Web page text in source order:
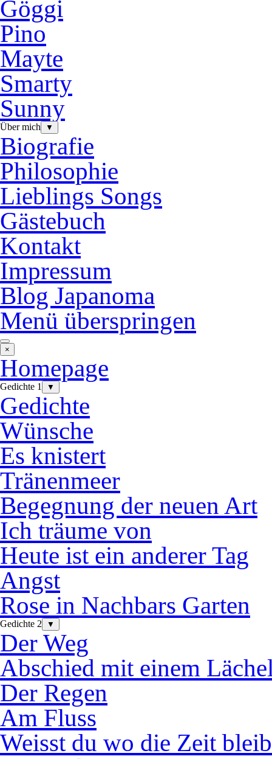
Göggi
Pino
Mayte
Smarty
Sunny
Über mich ▼
Biografie
Philosophie
Lieblings Songs
Gästebuch
Kontakt
Impressum
Blog Japanoma
Menü überspringen
×
Homepage
Gedichte 1 ▼
Gedichte
Wünsche
Es knistert
Tränenmeer
Begegnung der neuen Art
Ich träume von
Heute ist ein anderer Tag
Angst
Rose in Nachbars Garten
Gedichte 2 ▼
Der Weg
Abschied mit einem
Der Regen
Am Fluss
Weisst du wo die Zeit